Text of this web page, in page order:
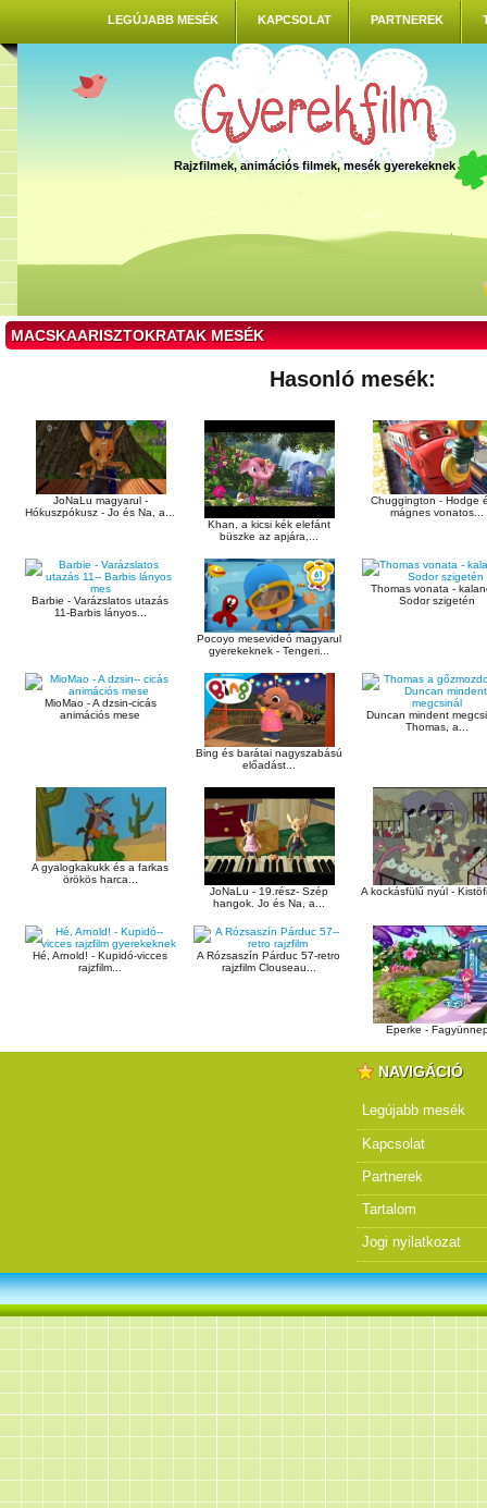
LEGÚJABB MESÉK KAPCSOLAT PARTNEREK
Rajzfilmek, animációs filmek, mesék gyerekeknek
MACSKAARISZTOKRATAK MESÉK
Hasonló mesék:
JoNaLu magyarul -
Hókuszpókusz - Jo és Na, a...
Khan, a kicsi kék elefánt
büszke az apjára,...
Chuggington - Hodge
mágnes vonatos...
Barbie - Varázslatos utazás
11-Barbis lányos...
Pocoyo mesevideó magyarul
gyerekeknek - Tengeri...
Thomas vonata -
Sodor szigetén
MioMao - A dzsin-cicás
animációs mese
Bing és barátai nagyszabású
előadást...
Duncan mindent
Thomas, a...
A gyalogkakukk és a farkas
örökös harca...
JoNaLu - 19.rész- Szép
hangok. Jo és Na, a...
A kockásfülű nyúl -
Hé, Arnold! - Kupidó-vicces
rajzfilm...
A Rózsaszín Párduc 57-retro
rajzfilm Clouseau...
Eperke -
NAVIGÁCIÓ
Legújabb mesék
Kapcsolat
Partnerek
Tartalom
Jogi nyilatkozat